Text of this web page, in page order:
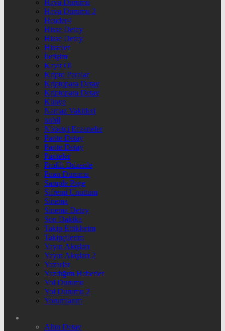
Hava Durumu
Hava Durumu 2
Header4
Hisse Detay
Hisse Detay
Hisseler
İletişim
Kayıt Ol
Kripto Paralar
Kriptopara Detay
Kriptopara Detay
Künye
Namaz Vakitleri
nnbil
Nöbetçi Eczaneler
Parite Detay
Parite Detay
Pariteler
Profili Düzenle
Puan Durumu
Sample Page
Şifremi Unuttum
Sinema
Sinema Detay
Son Dakika
Takip Ettiklerim
Takipçilerim
Yayın Akışları
Yayın Akışları 2
Yazarlar
Yazdığım Haberler
Yol Durumu
Yol Durumu 2
Yorumlarım
Altın Detay